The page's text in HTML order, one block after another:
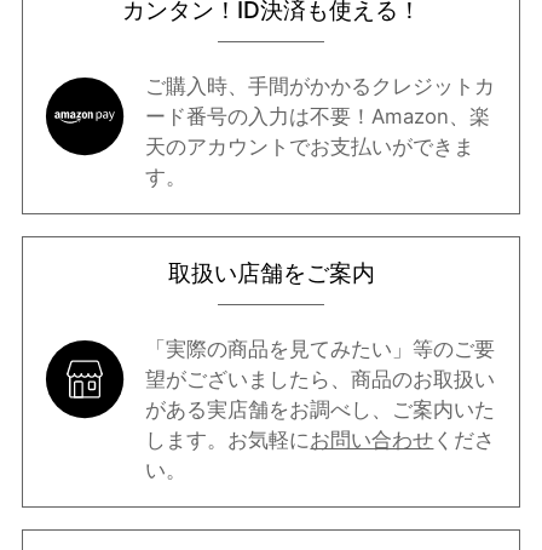
カンタン！ID決済も使える！
ご購入時、手間がかかるクレジットカ
ード番号の入力は不要！Amazon、楽
天のアカウントでお支払いができま
す。
取扱い店舗をご案内
「実際の商品を見てみたい」等のご要
望がございましたら、商品のお取扱い
がある実店舗をお調べし、ご案内いた
します。お気軽にお問い合わせ くださ
い。